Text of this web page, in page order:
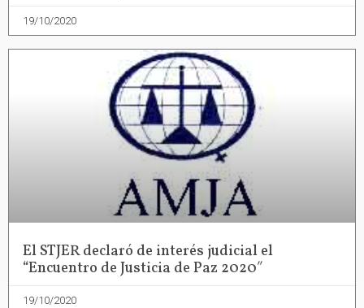
19/10/2020
El STJER declaró de interés judicial el
“Encuentro de Justicia de Paz 2020″
19/10/2020